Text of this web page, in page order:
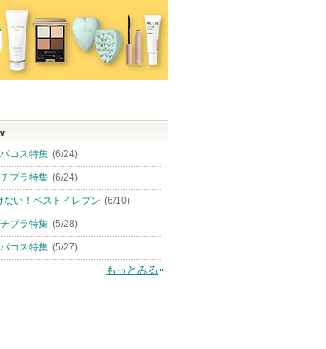
コス特集 (6/24)
プラ特集 (6/24)
ない！ベストイレブン (6/10)
プラ特集 (5/28)
コス特集 (5/27)
もっとみる